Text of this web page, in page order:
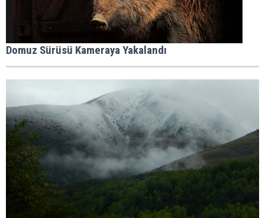
Domuz Sürüsü Kameraya Yakalandı